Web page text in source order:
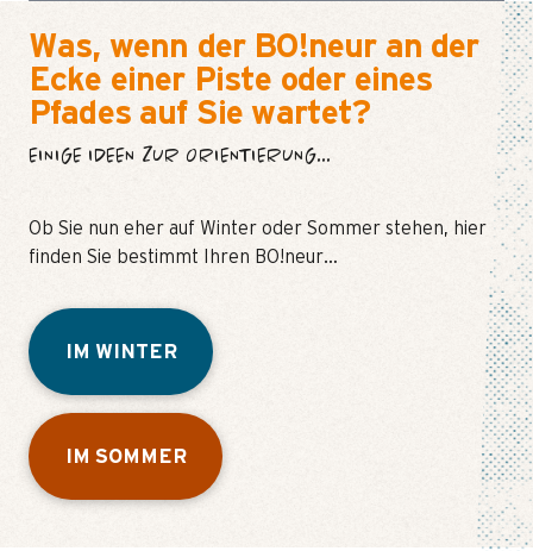
Was, wenn der BO!neur an der
Ecke einer Piste oder eines
Pfades auf Sie wartet?
EINIGE IDEEN ZUR ORIENTIERUNG...
Ob Sie nun eher auf Winter oder Sommer stehen, hier
finden Sie bestimmt Ihren BO!neur…
IM WINTER
IM SOMMER